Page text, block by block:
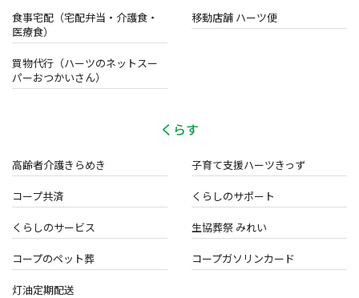
食事宅配（宅配弁当・介護食・
医療食）
移動店舗 ハーツ便
買物代行（ハーツのネットスー
パーおつかいさん）
くらす
高齢者介護きらめき 子育て支援ハーツきっず
コープ共済 くらしのサポート
くらしのサービス 生協葬祭 みれい
コープのペット葬 コープガソリンカード
灯油定期配送